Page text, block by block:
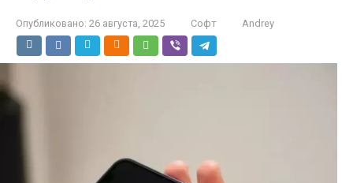
Опубликовано: 26 августа, 2025 Софт Andrey